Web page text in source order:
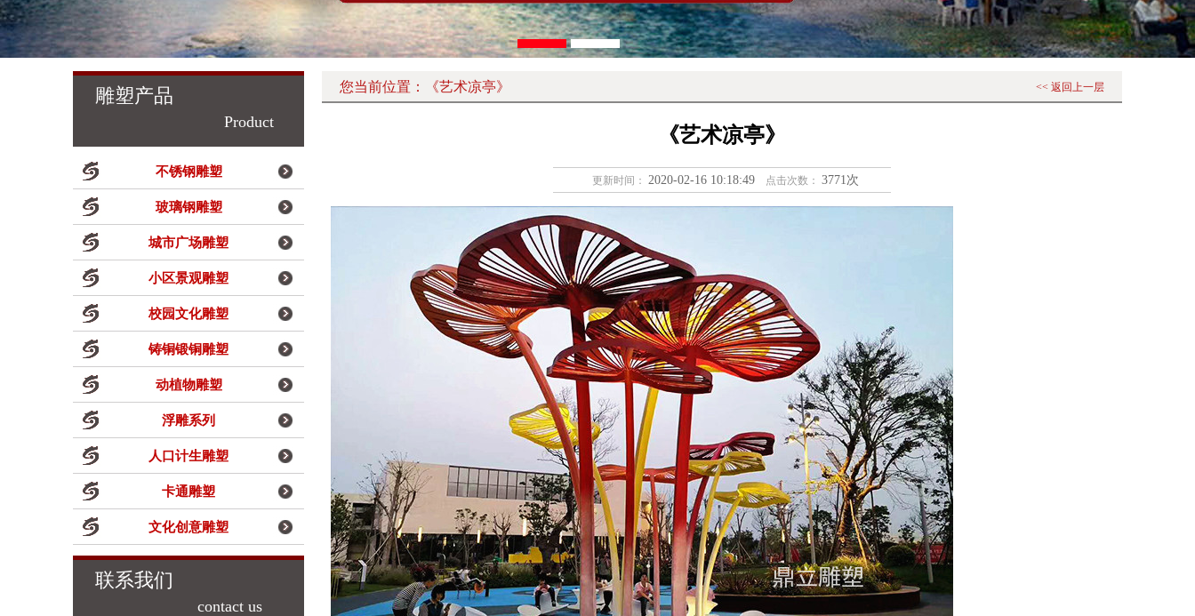
雕塑产品
Product
不锈钢雕塑
玻璃钢雕塑
城市广场雕塑
小区景观雕塑
校园文化雕塑
铸铜锻铜雕塑
动植物雕塑
浮雕系列
人口计生雕塑
卡通雕塑
文化创意雕塑
联系我们
contact us
您当前位置： 《艺术凉亭》 << 返回上一层
《艺术凉亭》
更新时间： 2020-02-16 10:18:49 点击次数： 3771次